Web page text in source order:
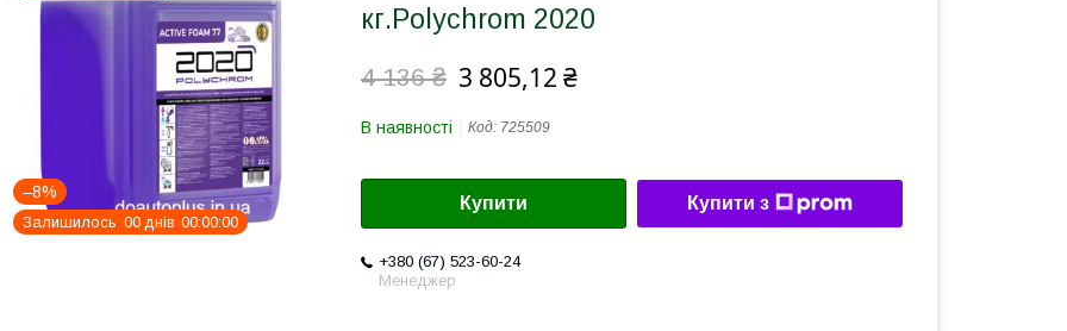
–8%
Залишилось 00 днів 00 00 00
кг.Polychrom 2020
4 136 ₴ 3 805,12 ₴
В наявності Код: 725509
Купити Купити з
+380 (67) 523-60-24
Менеджер